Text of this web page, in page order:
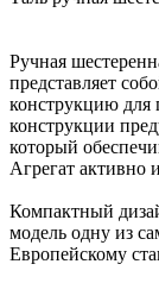
Ручная
представляет
конструкцию для
конструкции
который
Агрегат активно
Компактный
модель одну из
Европейскому